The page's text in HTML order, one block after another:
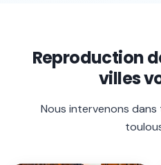
Reproduction
villes
Nous intervenons